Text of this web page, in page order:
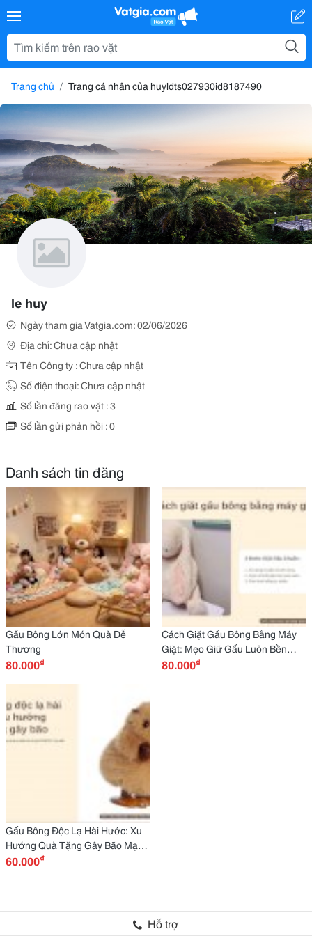
Trang chủ Trang cá nhân của huyldts027930id8187490
le huy
Ngày tham gia Vatgia.com: 02/06/2026
Địa chỉ: Chưa cập nhật
Tên Công ty : Chưa cập nhật
Số điện thoại: Chưa cập nhật
Số lần đăng rao vặt : 3
Số lần gửi phản hồi : 0
Danh sách tin đăng
Gấu Bông Lớn Món Quà Dễ
Thương
80.000₫
Cách Giặt Gấu Bông Bằng Máy
Giặt: Mẹo Giữ Gấu Luôn Bền
Đẹp Như Mới
80.000₫
Gấu Bông Độc Lạ Hài Hước: Xu
Hướng Quà Tặng Gây Bão Mạng
Xã Hội
60.000₫
Hỗ trợ